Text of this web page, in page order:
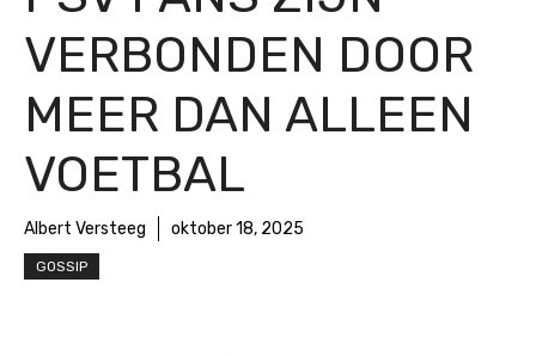
VERBONDEN DOOR
MEER DAN ALLEEN
VOETBAL
Albert Versteeg oktober 18, 2025
GOSSIP